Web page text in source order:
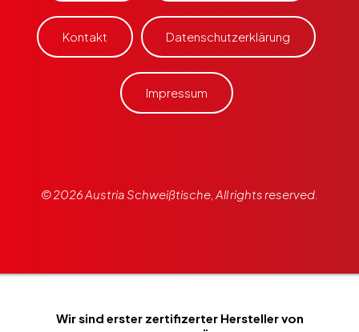
Kontakt Datenschutzerklärung
Impressum
© 2026 Austria Schweißtische, All rights reserved.
Wir sind erster zertifizerter Hersteller von